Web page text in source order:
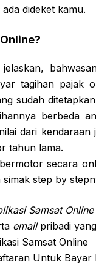
dideket kamu.
tagihan pajak
sudah
berbeda
dari
tahun lama.
secara
step by
Samsat Online
email pribadi
Samsat Online
Untuk Bayar